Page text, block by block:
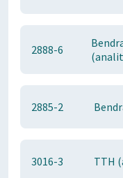
2888-6
2885-2
3016-3 TTH